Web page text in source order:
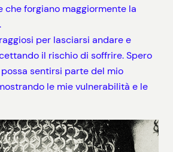
che forgiano maggiormente la
per lasciarsi andare e
il rischio di soffrire.Spero
sentirsi parte del mio
le mie vulnerabilità e le